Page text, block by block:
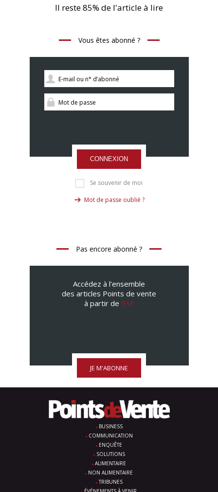
Il reste 85% de l'article à lire
Vous êtes abonné ?
CONNEXION
Se souvenir de moi
Mot de passe oublié ?
Pas encore abonné ?
Accédez à l’ensemble
des articles Points de vente
à partir de 95€
JE M'ABONNE
BUSINESS
COMMUNICATION
ENQUÊTE
SOLUTIONS
ALIMENTAIRE
NON ALIMENTAIRE
TRIBUNES